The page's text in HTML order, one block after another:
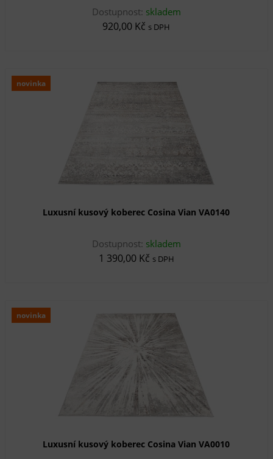
Dostupnost: skladem
920,00 Kč s DPH
novinka
Luxusní kusový koberec Cosina Vian VA0140
Dostupnost: skladem
1 390,00 Kč s DPH
novinka
Luxusní kusový koberec Cosina Vian VA0010